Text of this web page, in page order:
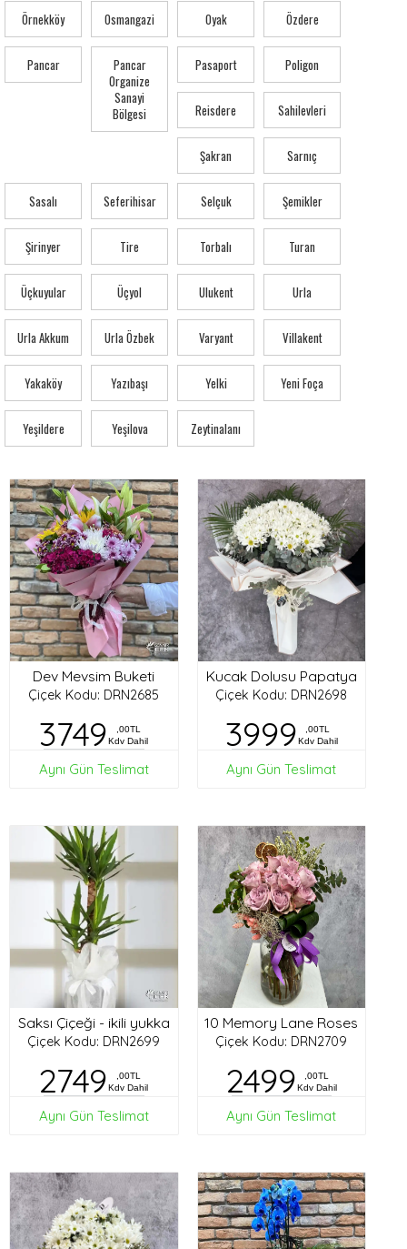
Örnekköy Osmangazi Oyak Özdere
Pancar
Pancar
Organize
Sanayi
Bölgesi
Pasaport Poligon
Reisdere Sahilevleri
Şakran Sarnıç
Sasalı Seferihisar Selçuk Şemikler
Şirinyer Tire Torbalı Turan
Üçkuyular Üçyol Ulukent Urla
Urla Akkum Urla Özbek Varyant Villakent
Yakaköy Yazıbaşı Yelki Yeni Foça
Yeşildere Yeşilova Zeytinalanı
Dev Mevsim Buketi
Çiçek Kodu: DRN2685
3749
,00TL
Kdv Dahil
Aynı Gün Teslimat
Kucak Dolusu Papatya
Çiçek Kodu: DRN2698
3999
,00TL
Kdv Dahil
Aynı Gün Teslimat
Saksı Çiçeği - ikili yukka
Çiçek Kodu: DRN2699
2749
,00TL
Kdv Dahil
Aynı Gün Teslimat
10 Memory Lane Roses
Çiçek Kodu: DRN2709
2499
,00TL
Kdv Dahil
Aynı Gün Teslimat